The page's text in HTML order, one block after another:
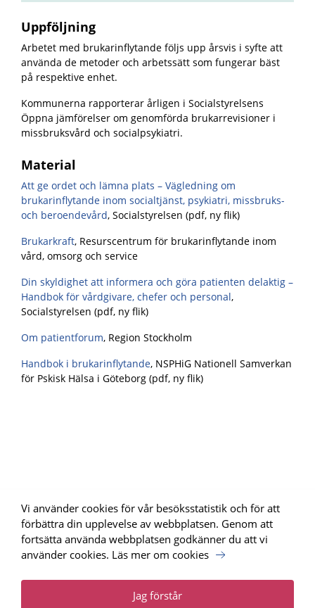
Uppföljning
Arbetet med brukarinflytande följs upp årsvis i syfte att
använda de metoder och arbetssätt som fungerar bäst
på respektive enhet.
Kommunerna rapporterar årligen i Socialstyrelsens
Öppna jämförelser om genomförda brukarrevisioner i
missbruksvård och socialpsykiatri.
Material
Att ge ordet och lämna plats – Vägledning om
brukarinflytande inom socialtjänst, psykiatri, missbruks-
och beroendevård, Socialstyrelsen (pdf, ny flik)
Brukarkraft, Resurscentrum för brukarinflytande inom
vård, omsorg och service
Din skyldighet att informera och göra patienten delaktig –
Handbok för vårdgivare, chefer och personal,
Socialstyrelsen (pdf, ny flik)
Om patientforum, Region Stockholm
Handbok i brukarinflytande, NSPHiG Nationell Samverkan
för Pskisk Hälsa i Göteborg (pdf, ny flik)
Vi använder cookies för vår besöksstatistik och för att
förbättra din upplevelse av webbplatsen. Genom att
fortsätta använda webbplatsen godkänner du att vi
använder cookies. Läs mer om cookies
Jag förstår
Nationellt programområde psykisk hälsa.